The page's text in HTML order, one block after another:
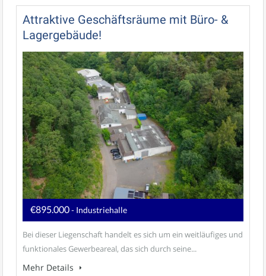
Attraktive Geschäftsräume mit Büro- &
Lagergebäude!
€895.000- Industriehalle
Bei dieser Liegenschaft handelt es sich um ein weitläufiges und
funktionales Gewerbeareal, das sich durch seine...
Mehr Details